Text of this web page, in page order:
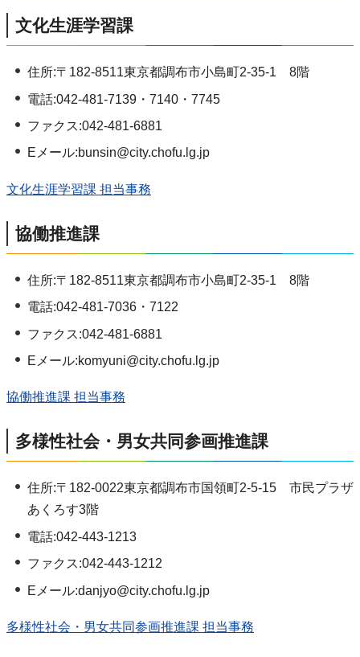
文化生涯学習課
住所:〒182-8511東京都調布市小島町2-35-1 8階
電話:042-481-7139・7140・7745
ファクス:042-481-6881
Eメール:bunsin@city.chofu.lg.jp
文化生涯学習課 担当事務
協働推進課
住所:〒182-8511東京都調布市小島町2-35-1 8階
電話:042-481-7036・7122
ファクス:042-481-6881
Eメール:komyuni@city.chofu.lg.jp
協働推進課 担当事務
多様性社会・男女共同参画推進課
住所:〒182-0022東京都調布市国領町2-5-15 市民プラザ
あくろす3階
電話:042-443-1213
ファクス:042-443-1212
Eメール:danjyo@city.chofu.lg.jp
多様性社会・男女共同参画推進課 担当事務